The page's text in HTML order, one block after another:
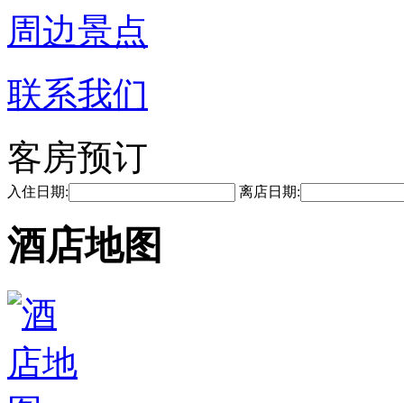
周边景点
联系我们
客房预订
入住日期: 离店日期:
酒店地图